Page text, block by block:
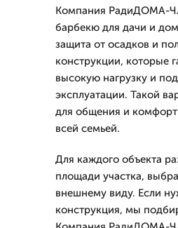
Компания РадиДОМА-
барбекю для дачи и
защита от осадков и
конструкции, которые
высокую нагрузку и
эксплуатации. Такой
для общения и
всей семьей.
Для каждого объекта
площади участка,
внешнему виду. Если
конструкция, мы